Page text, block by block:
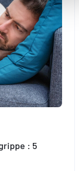
en personnalisant
vos choix.
de visiteurs et
notre site.
et en
avec les
du contenu
: 5